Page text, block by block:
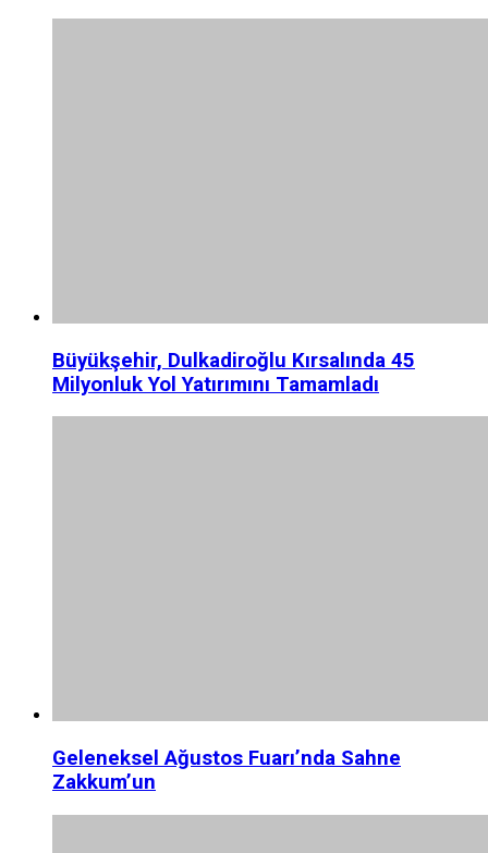
Büyükşehir, Dulkadiroğlu Kırsalında 45
Milyonluk Yol Yatırımını Tamamladı
Geleneksel Ağustos Fuarı’nda Sahne
Zakkum’un